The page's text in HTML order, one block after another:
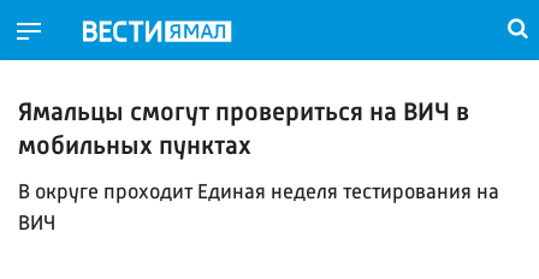
Ямальцы смогут провериться на ВИЧ в
мобильных пунктах
В округе проходит Единая неделя тестирования на
ВИЧ